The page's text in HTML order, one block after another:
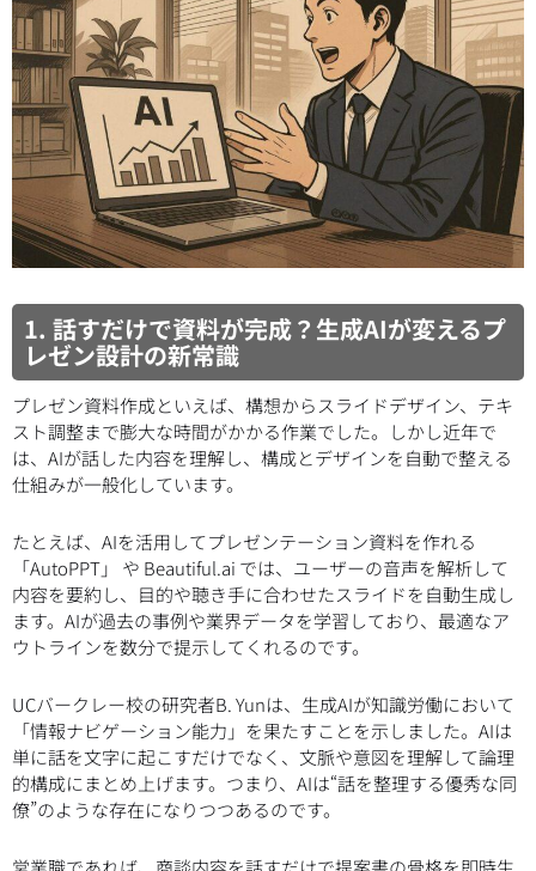
1. 話すだけで資料が完成？生成AIが変えるプ
レゼン設計の新常識
プレゼン資料作成といえば、構想からスライドデザイン、テキ
スト調整まで膨大な時間がかかる作業でした。しかし近年で
は、AIが話した内容を理解し、構成とデザインを自動で整える
仕組みが一般化しています。
たとえば、AIを活用してプレゼンテーション資料を作れる
「AutoPPT」 や Beautiful.ai では、ユーザーの音声を解析して
内容を要約し、目的や聴き手に合わせたスライドを自動生成し
ます。AIが過去の事例や業界データを学習しており、最適なア
ウトラインを数分で提示してくれるのです。
UCバークレー校の研究者B. Yunは、生成AIが知識労働において
「情報ナビゲーション能力」を果たすことを示しました。AIは
単に話を文字に起こすだけでなく、文脈や意図を理解して論理
的構成にまとめ上げます。つまり、AIは“話を整理する優秀な同
僚”のような存在になりつつあるのです。